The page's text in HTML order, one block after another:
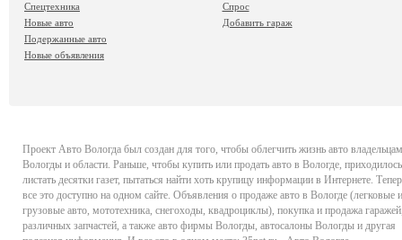
Спецтехника
Новые авто
Подержанные авто
Новые объявления
Спрос
Добавить гараж
Проект Авто Вологда был создан для того, чтобы облегчить жизнь авто владельцам
Вологды и области. Раньше, чтобы купить или продать авто в Вологде, приходилось
листать десятки газет, пытаться найти хоть крупицу информации в Интернете.
все это доступно на одном сайте. Объявления о продаже авто в Вологде (легковые и
грузовые авто, мототехника, снегоходы, квадроциклы), покупка и продажа
различных запчастей, а также авто фирмы Вологды, автосалоны Вологды и другая